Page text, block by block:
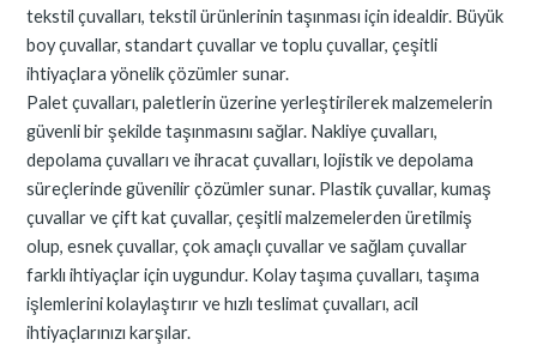
tekstil çuvalları, tekstil ürünlerinin taşınması için idealdir. Büyük
boy çuvallar, standart çuvallar ve toplu çuvallar, çeşitli
ihtiyaçlara yönelik çözümler sunar.
Palet çuvalları, paletlerin üzerine yerleştirilerek malzemelerin
güvenli bir şekilde taşınmasını sağlar. Nakliye çuvalları,
depolama çuvalları ve ihracat çuvalları, lojistik ve depolama
süreçlerinde güvenilir çözümler sunar. Plastik çuvallar, kumaş
çuvallar ve çift kat çuvallar, çeşitli malzemelerden üretilmiş
olup, esnek çuvallar, çok amaçlı çuvallar ve sağlam çuvallar
farklı ihtiyaçlar için uygundur. Kolay taşıma çuvalları, taşıma
işlemlerini kolaylaştırır ve hızlı teslimat çuvalları, acil
ihtiyaçlarınızı karşılar.